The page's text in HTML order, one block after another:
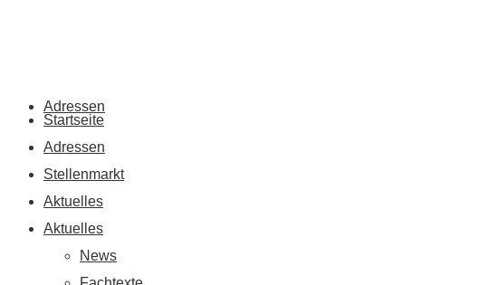
Adressen
Startseite
Adressen
Stellenmarkt
Aktuelles
Aktuelles
News